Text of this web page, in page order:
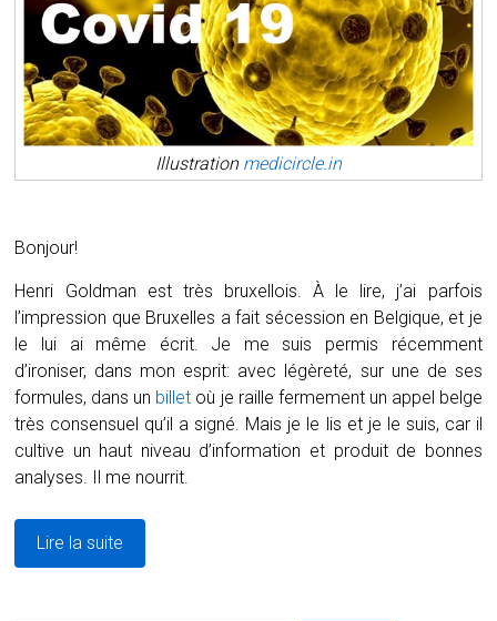
Illustration medicircle.in
Bonjour!
Henri Goldman est très bruxellois. À le lire, j’ai parfois
l’impression que Bruxelles a fait sécession en Belgique, et je
le lui ai même écrit. Je me suis permis récemment
d’ironiser, dans mon esprit: avec légèreté, sur une de ses
formules, dans un billet où je raille fermement un appel belge
très consensuel qu’il a signé. Mais je le lis et je le suis, car il
cultive un haut niveau d’information et produit de bonnes
analyses. Il me nourrit.
Lire la suite